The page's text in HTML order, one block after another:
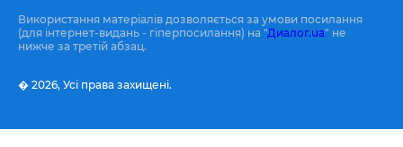
Використання матеріалів дозволяється за умови посилання
(для інтернет-видань - гіперпосилання) на "Диалог.ua" не
нижче за третій абзац.
� 2026, Усі права захищені.